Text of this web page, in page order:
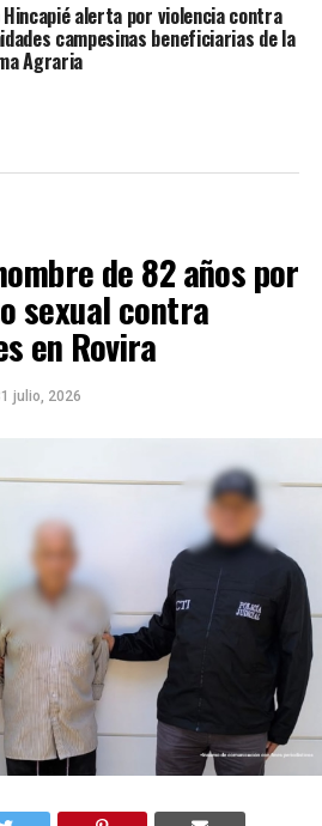
alerta por violencia contra
campesinas beneficiarias de la
Agraria
de 82 años por
sexual contra
en Rovira
julio, 2026